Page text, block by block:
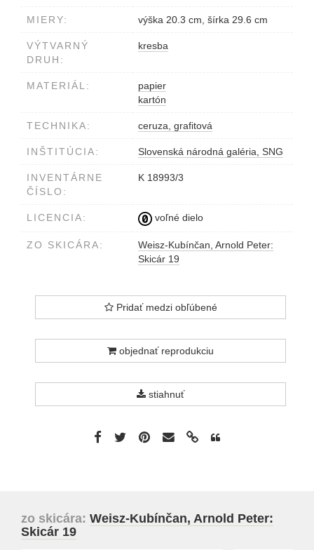
MIERY: výška 20.3 cm, šírka 29.6 cm
VÝTVARNÝ
DRUH:
kresba
MATERIÁL:
papier
kartón
TECHNIKA: ceruza, grafitová
INŠTITÚCIA: Slovenská národná galéria, SNG
INVENTÁRNE
ČÍSLO:
K 18993/3
LICENCIA: voľné dielo
ZO SKICÁRA:
Weisz-Kubínčan, Arnold Peter:
Skicár 19
Pridať medzi obľúbené
objednať reprodukciu
stiahnuť
zo skicára: Weisz-Kubínčan, Arnold Peter:
Skicár 19